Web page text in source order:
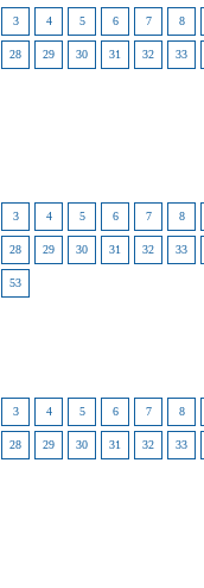
3 4 5 6 7 8
28 29 30 31 32 33
3 4 5 6 7 8
28 29 30 31 32 33
53
3 4 5 6 7 8
28 29 30 31 32 33